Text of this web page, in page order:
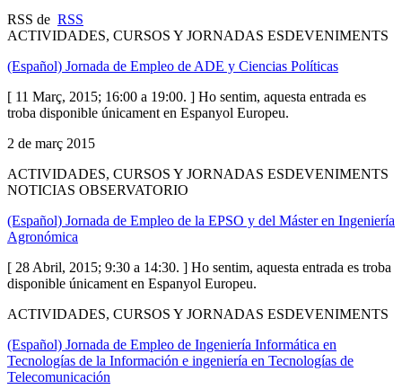
RSS de RSS
ACTIVIDADES, CURSOS Y JORNADAS ESDEVENIMENTS
(Español) Jornada de Empleo de ADE y Ciencias Políticas
[ 11 Març, 2015; 16:00 a 19:00. ] Ho sentim, aquesta entrada es
troba disponible únicament en Espanyol Europeu.
2 de març 2015
ACTIVIDADES, CURSOS Y JORNADAS ESDEVENIMENTS
NOTICIAS OBSERVATORIO
(Español) Jornada de Empleo de la EPSO y del Máster en Ingeniería
Agronómica
[ 28 Abril, 2015; 9:30 a 14:30. ] Ho sentim, aquesta entrada es troba
disponible únicament en Espanyol Europeu.
ACTIVIDADES, CURSOS Y JORNADAS ESDEVENIMENTS
(Español) Jornada de Empleo de Ingeniería Informática en
Tecnologías de la Información e ingeniería en Tecnologías de
Telecomunicación